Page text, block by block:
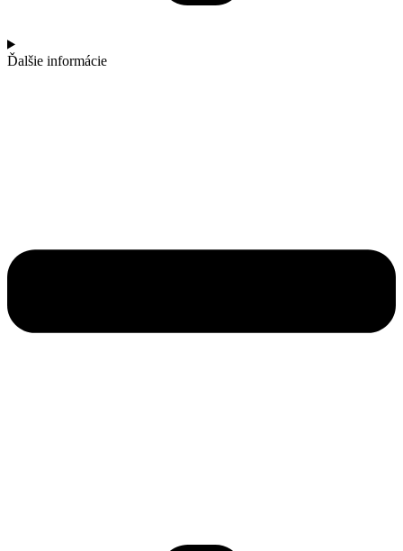
Ďalšie informácie